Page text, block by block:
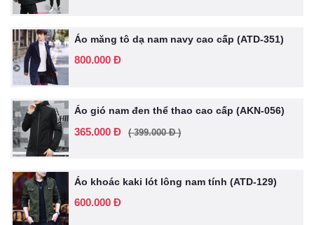
Áo măng tô dạ nam navy cao cấp (ATD-351)
800.000 Đ
Áo gió nam đen thể thao cao cấp (AKN-056)
365.000 Đ ( 399.000 Đ )
Áo khoác kaki lót lông nam tính (ATD-129)
600.000 Đ